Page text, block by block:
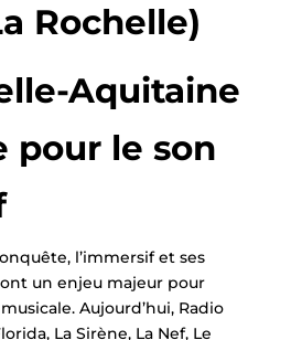
Rochelle)
Aquitaine
pour le son
l’immersif et ses
un enjeu majeur pour
Aujourd’hui, Radio
La Sirène, La Nef, Le